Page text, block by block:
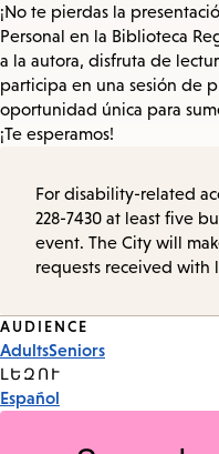
¡No te pierdas la
Personal en la Biblioteca
a la autora, disfruta de
participa en una sesión de
oportunidad única para
¡Te esperamos!
For disability-related
228-7430 at least five
event. The City will
requests received with
Event
Tags
AUDIENCE
AdultsSeniors
ԼԵԶՈՒ
Español